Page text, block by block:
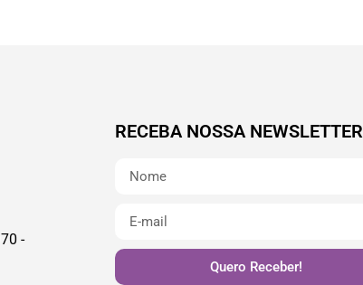
-
RECEBA NOSSA NEWSLETTER
Quero Receber!